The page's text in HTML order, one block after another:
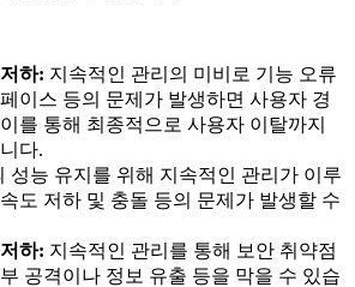
하: 지속적인 관리의 미비로 기능 오류
이스 등의 문제가 발생하면 사용자 경
를 통해 최종적으로 사용자 이탈까지
다.
성능 유지를 위해 지속적인 관리가 이루
도 저하 및 충돌 등의 문제가 발생할 수
하: 지속적인 관리를 통해 보안 취약점
공격이나 정보 유출 등을 막을 수 있습